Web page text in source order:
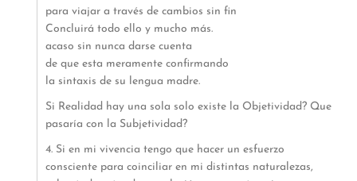
para viajar a través de cambios sin fin
Concluirá todo ello y mucho más.
acaso sin nunca darse cuenta
de que esta meramente confirmando
la sintaxis de su lengua madre.
Si Realidad hay una sola solo existe la Objetividad? Que
pasaría con la Subjetividad?
4. Si en mi vivencia tengo que hacer un esfuerzo
consciente para coinciliar en mi distintas naturalezas,